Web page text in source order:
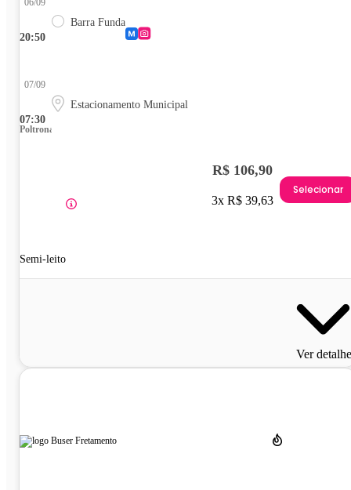
20:50
06/09
Barra Funda
07:30
07/09
Estacionamento Municipal
Poltrona
Semi-leito
R$ 106,90
3x R$ 39,63
Selecionar
Ver